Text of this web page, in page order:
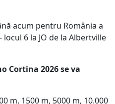
acum pentru România a
6 la JO de la Albertville
Cortina 2026 se va
m, 1500 m, 5000 m, 10.000